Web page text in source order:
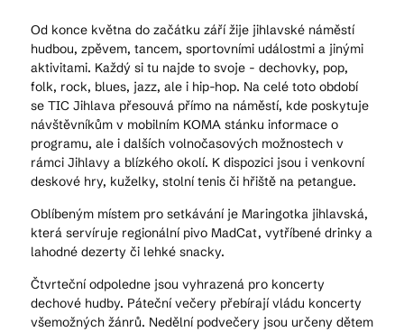
CS EN DE
© 2026 Brána Jihlavy
Od konce května do začátku září žije jihlavské náměstí
hudbou, zpěvem, tancem, sportovními událostmi a jinými
aktivitami. Každý si tu najde to svoje - dechovky, pop,
folk, rock, blues, jazz, ale i hip-hop. Na celé toto období
se TIC Jihlava přesouvá přímo na náměstí, kde poskytuje
návštěvníkům v mobilním KOMA stánku informace o
programu, ale i dalších volnočasových možnostech v
rámci Jihlavy a blízkého okolí. K dispozici jsou i venkovní
deskové hry, kuželky, stolní tenis či hřiště na petangue.
Oblíbeným místem pro setkávání je Maringotka jihlavská,
která servíruje regionální pivo MadCat, vytříbené drinky a
lahodné dezerty či lehké snacky.
Čtvrteční odpoledne jsou vyhrazená pro koncerty
dechové hudby. Páteční večery přebírají vládu koncerty
všemožných žánrů. Nedělní podvečery jsou určeny dětem